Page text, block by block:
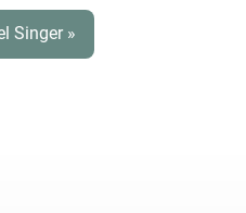
Singer »